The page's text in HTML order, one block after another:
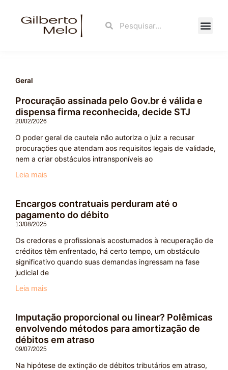
Search
Geral
Procuração assinada pelo Gov.br é válida e
dispensa firma reconhecida, decide STJ
20/02/2026
O poder geral de cautela não autoriza o juiz a recusar
procurações que atendam aos requisitos legais de validade,
nem a criar obstáculos intransponíveis ao
Leia mais
Encargos contratuais perduram até o
pagamento do débito
13/08/2025
Os credores e profissionais acostumados à recuperação de
créditos têm enfrentado, há certo tempo, um obstáculo
significativo quando suas demandas ingressam na fase
judicial de
Leia mais
Imputação proporcional ou linear? Polêmicas
envolvendo métodos para amortização de
débitos em atraso
09/07/2025
Na hipótese de extinção de débitos tributários em atraso,
PagePagePagePagePage